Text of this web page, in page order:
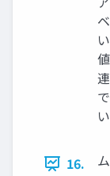
16.